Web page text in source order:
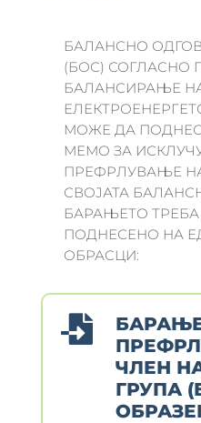
БАЛАНСНО
(БОС) СОГЛАСНО
БАЛАНСИРАЊЕ
МОЖЕ ДА
МЕМО ЗА
ПРЕФРЛУВАЊЕ
СВОЈАТА
БАРАЊЕТО
ПОДНЕСЕНО НА
ОБРАСЦИ:

ЧЛЕН
ГРУПА